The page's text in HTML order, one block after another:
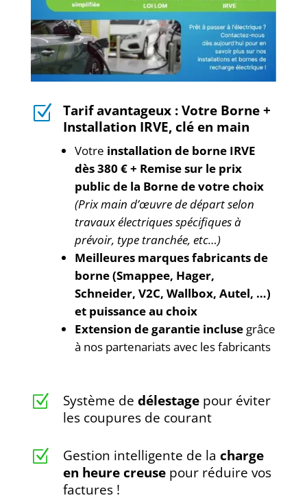
Z
Tarif avantageux : Votre Borne +
Installation IRVE, clé en main
Votre installation de borne IRVE
dès 380 € + Remise sur le prix
public de la Borne de votre choix
(Prix main d’œuvre de départ selon
travaux électriques spécifiques à
prévoir, type tranchée, etc…)
Meilleures marques fabricants de
borne (Smappee, Hager,
Schneider, V2C, Wallbox, Autel, …)
et puissance au choix
Extension de garantie incluse grâce
à nos partenariats avec les fabricants
Z Système de délestagepour éviter
les coupures de courant
Z Gestion intelligente de la charge
en heure creusepour réduire vos
factures !